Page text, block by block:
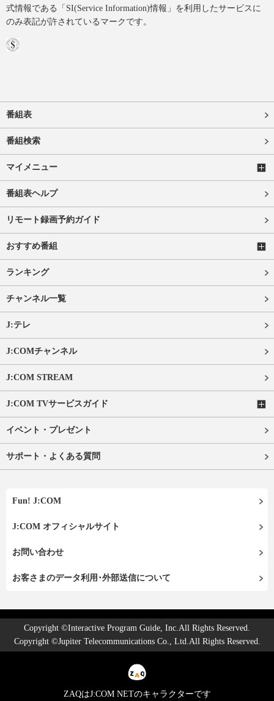
式情報である「SI(Service Information)情報」を利用したサービスに
のみ表記が許されているマークです。
番組表
番組検索
マイメニュー
番組表ヘルプ
リモート録画予約ガイド
おすすめ番組
ランキング
チャンネル一覧
J:テレ
J:COMチャンネル
J:COM STREAM
J:COM TVサービスガイド
イベント・プレゼント
サポート・よくある質問
Fun! J:COM
J:COM オフィシャルサイト
お問い合わせ
お客さまのデータ利用･外部送信について
Copyright ©Interactive Program Guide, Inc.All Rights Reserved.
Copyright ©Jupiter Telecommunications Co., Ltd.All Rights Reserved.
ZAQはJ:COM NETのキャラクターです